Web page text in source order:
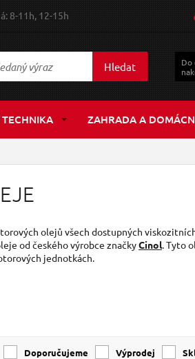
8-11h, 12-15h
Hledat Do
ZAHRADA A
olejů všech dostupných
od českého výrobce značkyCinol. Tyto
jednotkách.
Doporučujeme Výprodej